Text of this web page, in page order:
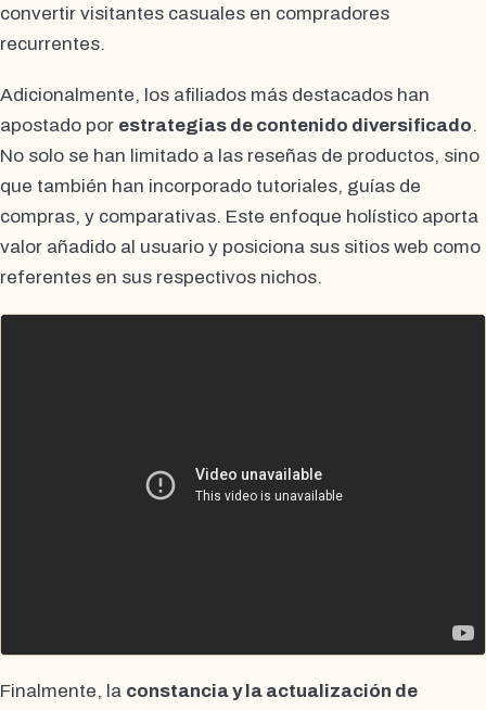
convertir visitantes casuales en compradores
recurrentes.
Adicionalmente, los afiliados más destacados han
apostado por estrategias de contenido diversificado.
No solo se han limitado a las reseñas de productos, sino
que también han incorporado tutoriales, guías de
compras, y comparativas. Este enfoque holístico aporta
valor añadido al usuario y posiciona sus sitios web como
referentes en sus respectivos nichos.
Finalmente, la constancia y la actualización de